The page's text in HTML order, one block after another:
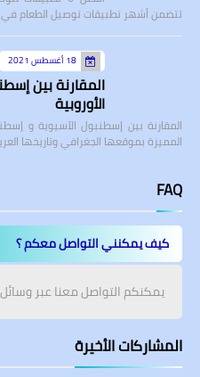
تتضمن أشهر تطبيقات توصيل الطعام
18 أغسطس 2021
المقارنة بين
الأوروبية
المقارنة بين إسطنبول الآسيوية و
المميزة بموقعها الجغرافي وتاريخها
FAQ
كيف يمكنني التواصل معكم ؟
يمكنكم التواصل معنا عبر
المشاركات الأخيرة